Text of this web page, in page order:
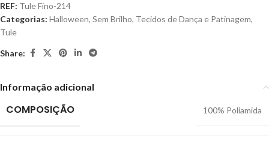
REF: Tule Fino-214
Categorias: Halloween, Sem Brilho, Tecidos de Dança e Patinagem,
Tule
Share:
Informação adicional
COMPOSIÇÃO 100% Poliamida